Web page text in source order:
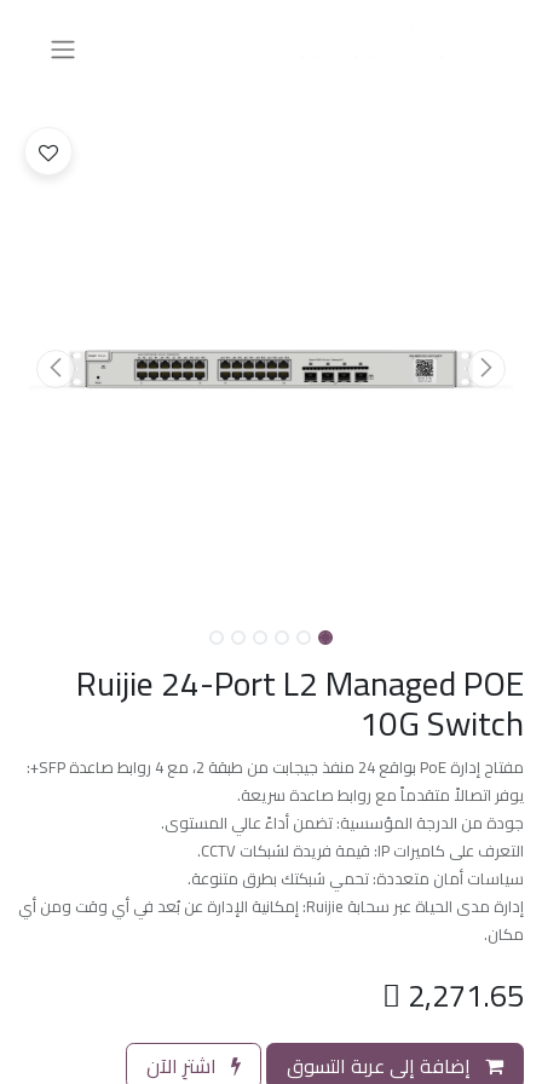
Ruijie 24-Port L2 Managed POE
10G Switch
مفتاح إدارة PoE بواقع 24 منفذ جيجابت من طبقة 2، مع 4 روابط صاعدة SFP+:
يوفر اتصالاً متقدماً مع روابط صاعدة سريعة.
جودة من الدرجة المؤسسية: تضمن أداءً عالي المستوى.
التعرف على كاميرات IP: قيمة فريدة لشبكات CCTV.
سياسات أمان متعددة: تحمي شبكتك بطرق متنوعة.
إدارة مدى الحياة عبر سحابة Ruijie: إمكانية الإدارة عن بُعد في أي وقت ومن أي
مكان.
 2,271.65
إضافة إلى عربة التسوق اشترِ الآن